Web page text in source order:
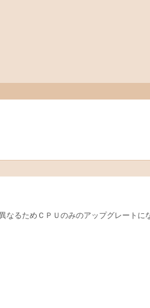
なるためＣＰＵのみのアップグレートに